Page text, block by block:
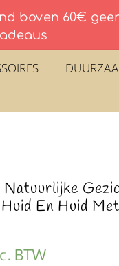
boven 60€
Natuurlijke
En Huid
BTW